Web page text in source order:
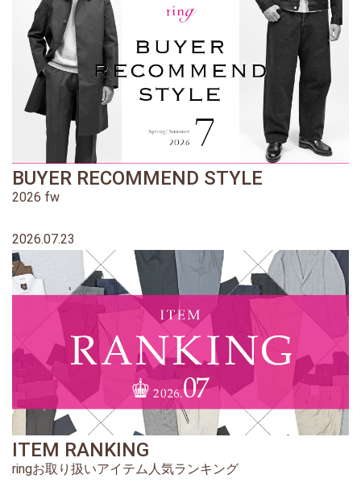
BUYER RECOMMEND STYLE
2026 fw
2026.07.23
ITEM RANKING
ringお取り扱いアイテム人気ランキング